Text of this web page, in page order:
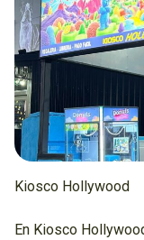
Kiosco Hollywood
En Kiosco